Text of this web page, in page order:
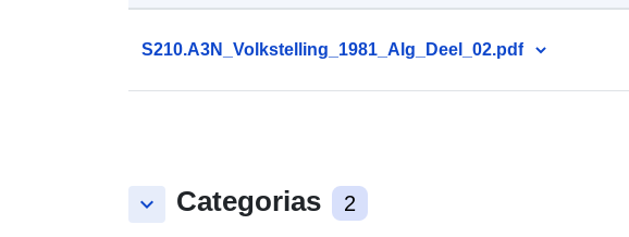
S210.A3N_Volkstelling_1981_Alg_Deel_02.pdf
keyboard_arrow_down Categorias 2